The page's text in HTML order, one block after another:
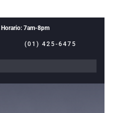
Horario: 7am-8pm
(01) 425-6475